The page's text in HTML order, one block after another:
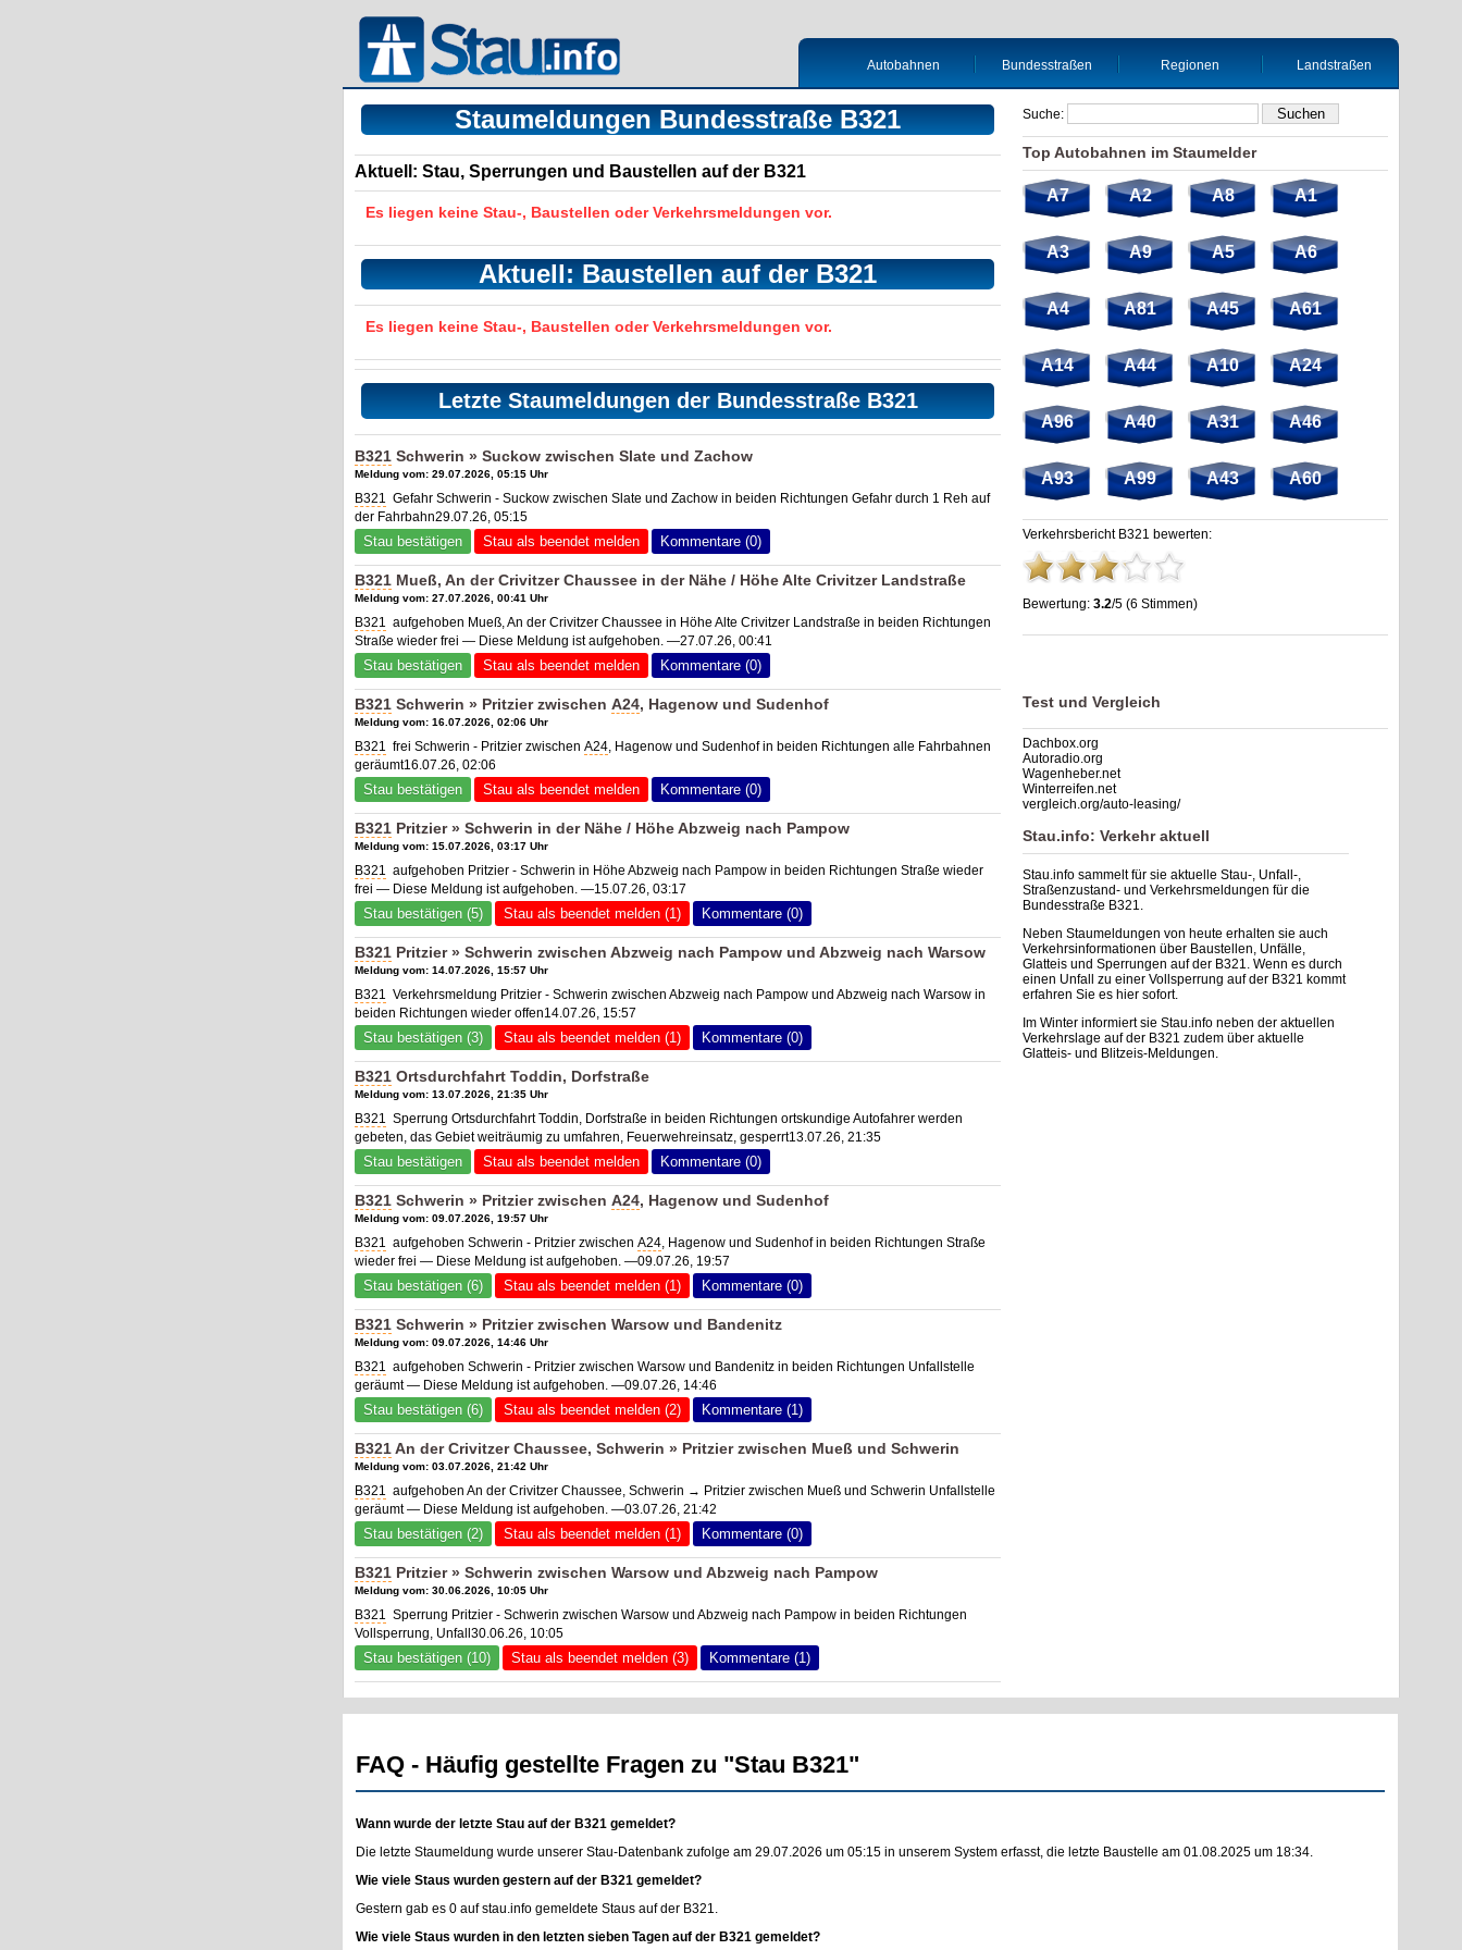
Autobahnen Bundesstraßen Regionen Landstraßen
Staumeldungen Bundesstraße B321
Aktuell: Stau, Sperrungen und Baustellen auf der B321
Es liegen keine Stau-, Baustellen oder Verkehrsmeldungen vor.
Aktuell: Baustellen auf der B321
Es liegen keine Stau-, Baustellen oder Verkehrsmeldungen vor.
Letzte Staumeldungen der Bundesstraße B321
B321 Schwerin » Suckow zwischen Slate und Zachow
Meldung vom: 29.07.2026, 05:15 Uhr
B321 Gefahr Schwerin - Suckow zwischen Slate und Zachow in beiden Richtungen Gefahr durch 1 Reh auf
der Fahrbahn29.07.26, 05:15
Stau bestätigen Stau als beendet melden Kommentare (0)
B321 Mueß, An der Crivitzer Chaussee in der Nähe / Höhe Alte Crivitzer Landstraße
Meldung vom: 27.07.2026, 00:41 Uhr
B321 aufgehoben Mueß, An der Crivitzer Chaussee in Höhe Alte Crivitzer Landstraße in beiden Richtungen
Straße wieder frei — Diese Meldung ist aufgehoben. —27.07.26, 00:41
Stau bestätigen Stau als beendet melden Kommentare (0)
B321 Schwerin » Pritzier zwischen A24, Hagenow und Sudenhof
Meldung vom: 16.07.2026, 02:06 Uhr
B321 frei Schwerin - Pritzier zwischen A24, Hagenow und Sudenhof in beiden Richtungen alle Fahrbahnen
geräumt16.07.26, 02:06
Stau bestätigen Stau als beendet melden Kommentare (0)
B321 Pritzier » Schwerin in der Nähe / Höhe Abzweig nach Pampow
Meldung vom: 15.07.2026, 03:17 Uhr
B321 aufgehoben Pritzier - Schwerin in Höhe Abzweig nach Pampow in beiden Richtungen Straße wieder
frei — Diese Meldung ist aufgehoben. —15.07.26, 03:17
Stau bestätigen (5) Stau als beendet melden (1) Kommentare (0)
B321 Pritzier » Schwerin zwischen Abzweig nach Pampow und Abzweig nach Warsow
Meldung vom: 14.07.2026, 15:57 Uhr
B321 Verkehrsmeldung Pritzier - Schwerin zwischen Abzweig nach Pampow und Abzweig nach Warsow in
beiden Richtungen wieder offen14.07.26, 15:57
Stau bestätigen (3) Stau als beendet melden (1) Kommentare (0)
B321 Ortsdurchfahrt Toddin, Dorfstraße
Meldung vom: 13.07.2026, 21:35 Uhr
B321 Sperrung Ortsdurchfahrt Toddin, Dorfstraße in beiden Richtungen ortskundige Autofahrer werden
gebeten, das Gebiet weiträumig zu umfahren, Feuerwehreinsatz, gesperrt13.07.26, 21:35
Stau bestätigen Stau als beendet melden Kommentare (0)
B321 Schwerin » Pritzier zwischen A24, Hagenow und Sudenhof
Meldung vom: 09.07.2026, 19:57 Uhr
B321 aufgehoben Schwerin - Pritzier zwischen A24, Hagenow und Sudenhof in beiden Richtungen Straße
wieder frei — Diese Meldung ist aufgehoben. —09.07.26, 19:57
Stau bestätigen (6) Stau als beendet melden (1) Kommentare (0)
B321 Schwerin » Pritzier zwischen Warsow und Bandenitz
Meldung vom: 09.07.2026, 14:46 Uhr
B321 aufgehoben Schwerin - Pritzier zwischen Warsow und Bandenitz in beiden Richtungen Unfallstelle
geräumt — Diese Meldung ist aufgehoben. —09.07.26, 14:46
Stau bestätigen (6) Stau als beendet melden (2) Kommentare (1)
B321An der Crivitzer Chaussee, Schwerin » Pritzier zwischen Mueß und Schwerin
Meldung vom: 03.07.2026, 21:42 Uhr
B321 aufgehoben An der Crivitzer Chaussee, Schwerin → Pritzier zwischen Mueß und Schwerin Unfallstelle
geräumt — Diese Meldung ist aufgehoben. —03.07.26, 21:42
Stau bestätigen (2) Stau als beendet melden (1) Kommentare (0)
B321 Pritzier » Schwerin zwischen Warsow und Abzweig nach Pampow
Meldung vom: 30.06.2026, 10:05 Uhr
B321 Sperrung Pritzier - Schwerin zwischen Warsow und Abzweig nach Pampow in beiden Richtungen
Vollsperrung, Unfall30.06.26, 10:05
Stau bestätigen (10) Stau als beendet melden (3) Kommentare (1)
Suche:
Top Autobahnen im Staumelder
A7 A2 A8 A1
A3 A9 A5 A6
A4 A81 A45 A61
A14 A44 A10 A24
A96 A40 A31 A46
A93 A99 A43 A60
Verkehrsbericht B321 bewerten:
Bewertung: 3.2/5 (6 Stimmen)
Stau B321: Unfälle, Sperrung & Baustellen | Staumelder B321
Test und Vergleich
Dachbox.org
Autoradio.org
Wagenheber.net
Winterreifen.net
vergleich.org/auto-leasing/
Stau.info: Verkehr aktuell
Stau.info sammelt für sie aktuelle Stau-, Unfall-,
Straßenzustand- und Verkehrsmeldungen für die
Bundesstraße B321.
Neben Staumeldungen von heute erhalten sie auch
Verkehrsinformationen über Baustellen, Unfälle,
Glatteis und Sperrungen auf der B321. Wenn es durch
einen Unfall zu einer Vollsperrung auf der B321 kommt
erfahren Sie es hier sofort.
Im Winter informiert sie Stau.info neben der aktuellen
Verkehrslage auf der B321 zudem über aktuelle
Glatteis- und Blitzeis-Meldungen.
FAQ - Häufig gestellte Fragen zu "Stau B321"
Wann wurde der letzte Stau auf der B321 gemeldet?
Die letzte Staumeldung wurde unserer Stau-Datenbank zufolge am 29.07.2026 um 05:15 in unserem System erfasst, die letzte Baustelle am 01.08.2025 um 18:34.
Wie viele Staus wurden gestern auf der B321 gemeldet?
Gestern gab es 0 aufstau.info gemeldete Staus auf der B321.
Wie viele Staus wurden in den letzten sieben Tagen auf der B321 gemeldet?